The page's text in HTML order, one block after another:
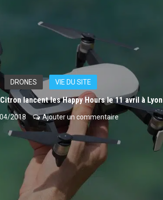
DRONES VIE DU SITE
lancent les Happy Hours le 11 avril à Lyon
2018 Ajouter un commentaire